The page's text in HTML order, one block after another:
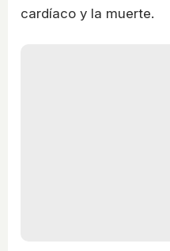
cardíaco y la muerte.